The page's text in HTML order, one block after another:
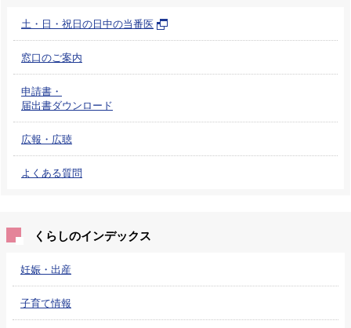
土・日・祝日の日中の当番医
窓口のご案内
申請書・
届出書ダウンロード
広報・広聴
よくある質問
くらしのインデックス
妊娠・出産
子育て情報